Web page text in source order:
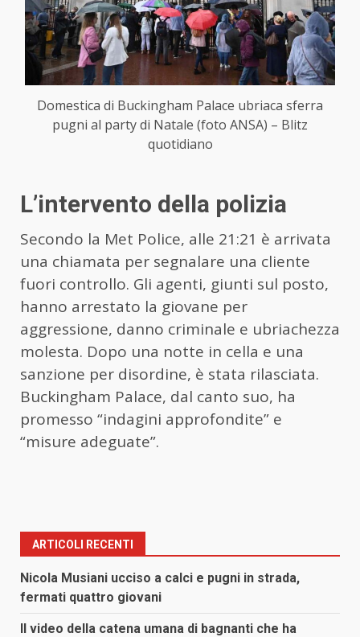
Domestica di Buckingham Palace ubriaca sferra
pugni al party di Natale (foto ANSA) – Blitz
quotidiano
L’intervento della polizia
Secondo la Met Police, alle 21:21 è arrivata
una chiamata per segnalare una cliente
fuori controllo. Gli agenti, giunti sul posto,
hanno arrestato la giovane per
aggressione, danno criminale e ubriachezza
molesta. Dopo una notte in cella e una
sanzione per disordine, è stata rilasciata.
Buckingham Palace, dal canto suo, ha
promesso “indagini approfondite” e
“misure adeguate”.
ARTICOLI RECENTI
Nicola Musiani ucciso a calci e pugni in strada,
fermati quattro giovani
Il video della catena umana di bagnanti che ha